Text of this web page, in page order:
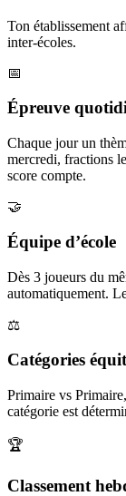
Ton établissement
inter-écoles.
📅
Épreuve
Chaque jour un
mercredi, fractions
score compte.
🤝
Équipe d’école
Dès 3 joueurs du
automatiquement.
⚖️
Catégories
Primaire vs
catégorie est
🏆
Classement